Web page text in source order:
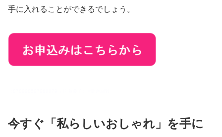
手に入れることができるでしょう。
今すぐ「私らしいおしゃれ」を手に